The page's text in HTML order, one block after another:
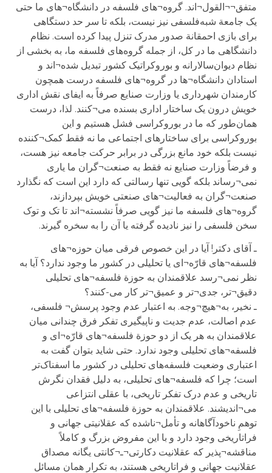
متفق¬¬القول¬اند. گروه¬های فلسفه در دانشگاه¬های ما حتی
یک جامعة شبه‌فلسفی نیز نیست، بلکه تا سر حد دستگاهی
برای بازی احمقانة صدور مدرک تنزل پیدا کرده است. نظام
دانشگاهی ما در کل، از جمله گروه‌های فلسفه ما، به بخشی از
نظام دیوان‌سالارانه و بوروکراتیک کشور تبدیل شده¬اند و
استادان دانشگاه¬ها در گروه¬های فلسفه درست همچون
کارمندان شهرداری یا وزارت صنایع صرفاً به ایفای نقش اداری
خویش درون یک ساختار اداری بسنده می¬کنند. لذا، درست
همان‌طور که ما در بوروکراسی فشل هستیم و این
بوروکراسی برای ساختارهای اجتماعی ما نه فقط کمک¬کننده
نیست بلکه خود مانع بزرگی در برابر حرکت جامعه نیز هست،
و فرضاً وزارت صنایع نه فقط به صنعت¬گران ما یاری
نمی¬رساند بلکه گویی تنها رسالتی که دارد این است که نگذارد
صنعت¬گران به فعالیت¬های صنعتی خویش بپردازند،
گروه¬های فلسفه ما نیز گویی صرفاً نشسته¬اند تا تک و توک
سخن فلسفی را نیز نادیده گرفته یا آن را به سخره گیرند.
ـ آقای دکتر! آیا در این خصوص فرقی میان حوزه¬های
فلسفه¬های قارّه¬ای یا تحلیلی در کشور ما وجود ندارد؟ آیا به
نظر نمی¬رسد علاقمندان به حوزة فلسفه¬های تحلیلی
دقیق¬تر، جدی¬تر و عمیق¬تر کار می-کنند؟
ـ نخیر، به¬هیچ¬وجه. به اعتبار عدم وجود پرسش¬ فلسفی،
عدم اصالت، عدم جدیت و ناپیگیری تفکر فرق چندانی میان
علاقمندان به هر یک از دو حوزة فلسفه¬های قارّه¬ای و
فلسفه¬های تحلیلی وجود ندارد. حتی شاید بتوان گفت به
اعتباری وضعیت فلسفه‌های تحلیلی در کشور ما اسفناک‌تر
است؛ چرا که فلسفه¬های تحلیلی، به دلیل فقدان نگرش
تاریخی و عدم درک تفکر تاریخی، با عقلی انتزاعی
می¬اندیشند. علاقمندان به حوزة فلسفه¬های تحلیلی با این
توهمِ ناخودآگاهانه و تأمل¬ناشده که عقلانیتی جهانی و
فراتاریخی وجود دارد و با این مفروض بزرگ و کاملاً
مناقشه¬پذیر که عقلانیت دکارتی¬ـ¬کانتی یگانه مصداق
عقلانیت جهانی و فراتاریخی هستند، به تکرار همان مسائل